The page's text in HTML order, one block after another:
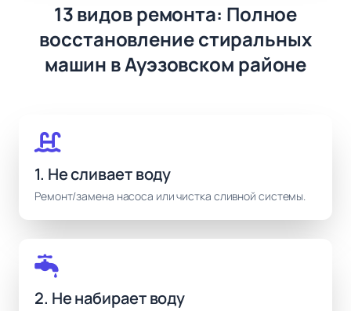
13 видов ремонта: Полное
восстановление стиральных
машин в Ауэзовском районе
1. Не сливает воду
Ремонт/замена насоса или чистка сливной системы.
2. Не набирает воду